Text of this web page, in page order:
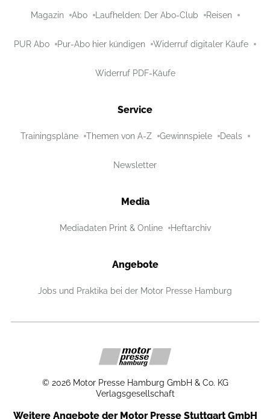
Magazin Abo Laufhelden: Der Abo-Club Reisen
PUR Abo Pur-Abo hier kündigen Widerruf digitaler Käufe
Widerruf PDF-Käufe
Service
Trainingspläne Themen von A-Z Gewinnspiele Deals
Newsletter
Media
Mediadaten Print & Online Heftarchiv
Angebote
Jobs und Praktika bei der Motor Presse Hamburg
© 2026 Motor Presse Hamburg GmbH & Co. KG
Verlagsgesellschaft
Weitere Angebote der Motor Presse Stuttgart GmbH